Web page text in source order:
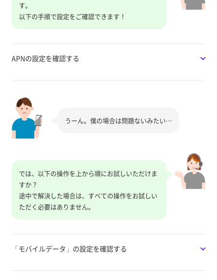
す。
以下の手順で設定をご確認できます！
APNの設定を確認する
うーん。僕の場合は問題ないみたい…
では、以下の操作を上から順にお試しいただけま
すか？
途中で解決した場合は、すべての操作をお試しい
ただく必要はありません。
「モバイルデータ」の設定を確認する